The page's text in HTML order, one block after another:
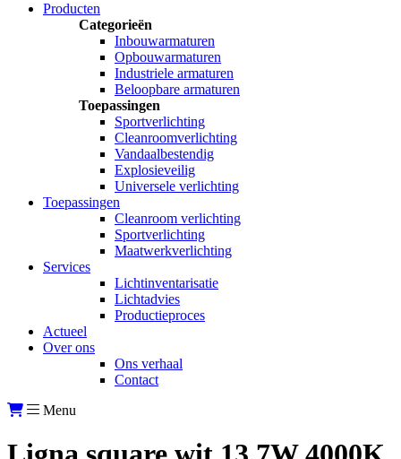
Producten
Categorieën
Inbouwarmaturen
Opbouwarmaturen
Industriele armaturen
Beloopbare armaturen
Toepassingen
Sportverlichting
Cleanroomverlichting
Vandaalbestendig
Explosieveilig
Universele verlichting
Toepassingen
Cleanroom verlichting
Sportverlichting
Maatwerkverlichting
Services
Lichtinventarisatie
Lichtadvies
Productieproces
Actueel
Over ons
Ons verhaal
Contact
Menu